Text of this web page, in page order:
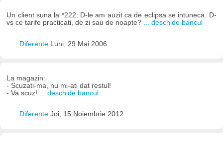
Un client suna la *222: D-le am auzit ca de eclipsa se intuneca. D-
vs ce tarife practicati, de zi sau de noapte? ... deschide bancul
Diferente Luni, 29 Mai 2006
La magazin:
- Scuzati-ma, nu mi-ati dat restul!
- Va scuz! ... deschide bancul
Diferente Joi, 15 Noiembrie 2012